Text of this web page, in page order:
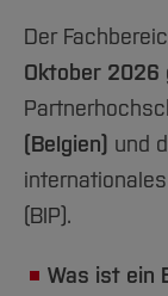
Der
Oktober 2026
(Belgien) und
(BIP).
Was ist ein